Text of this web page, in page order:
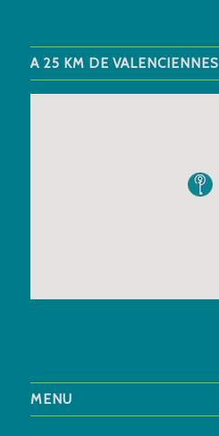
A 25 KM DE VALENCIENNES
MENU